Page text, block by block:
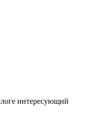
интересующий